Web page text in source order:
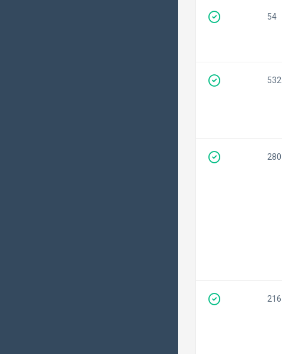
54
532
280
216